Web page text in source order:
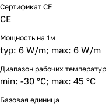
Сертификат CE
CE
Мощность на 1м
typ: 6 W/m; max: 6 W/m
Диапазон рабочих температур
min: -30 °C; max: 45 °C
Базовая единица